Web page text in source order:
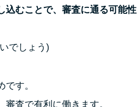
込むことで、審査に通る可能性
でしょう)
す。
査で有利に働きます。